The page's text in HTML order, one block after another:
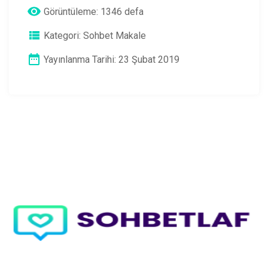
Görüntüleme: 1346 defa
Kategori: Sohbet Makale
Yayınlanma Tarihi: 23 Şubat 2019